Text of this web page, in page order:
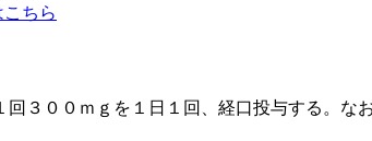
ちら
３００ｍｇを１日１回、経口投与する。な